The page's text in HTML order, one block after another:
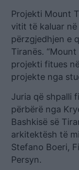
Projekti Mount
vitit të kaluar
përzgjedhjen e
Tiranës.
projekti fitues
projekte nga
Juria që shpalli
përbërë nga
Bashkisë së
arkitektësh të
Stefano Boeri,
Persyn.